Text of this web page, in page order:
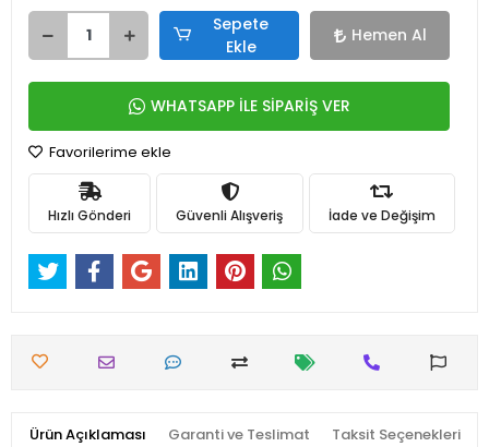
Sepete
Ekle
Hemen Al
WHATSAPP İLE SİPARİŞ VER
Favorilerime ekle
Hızlı Gönderi Güvenli Alışveriş İade ve Değişim
Ürün Açıklaması Garanti ve Teslimat Taksit Seçenekleri